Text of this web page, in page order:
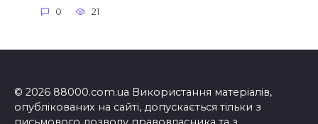
0 21
© 2026 88000.com.ua Використання матеріалів,
опублікованих на сайті, допускається тільки з